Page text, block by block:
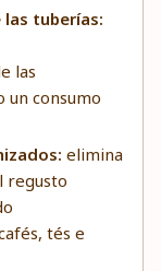
tuberías:
las
un consumo
elimina
regusto
tés e